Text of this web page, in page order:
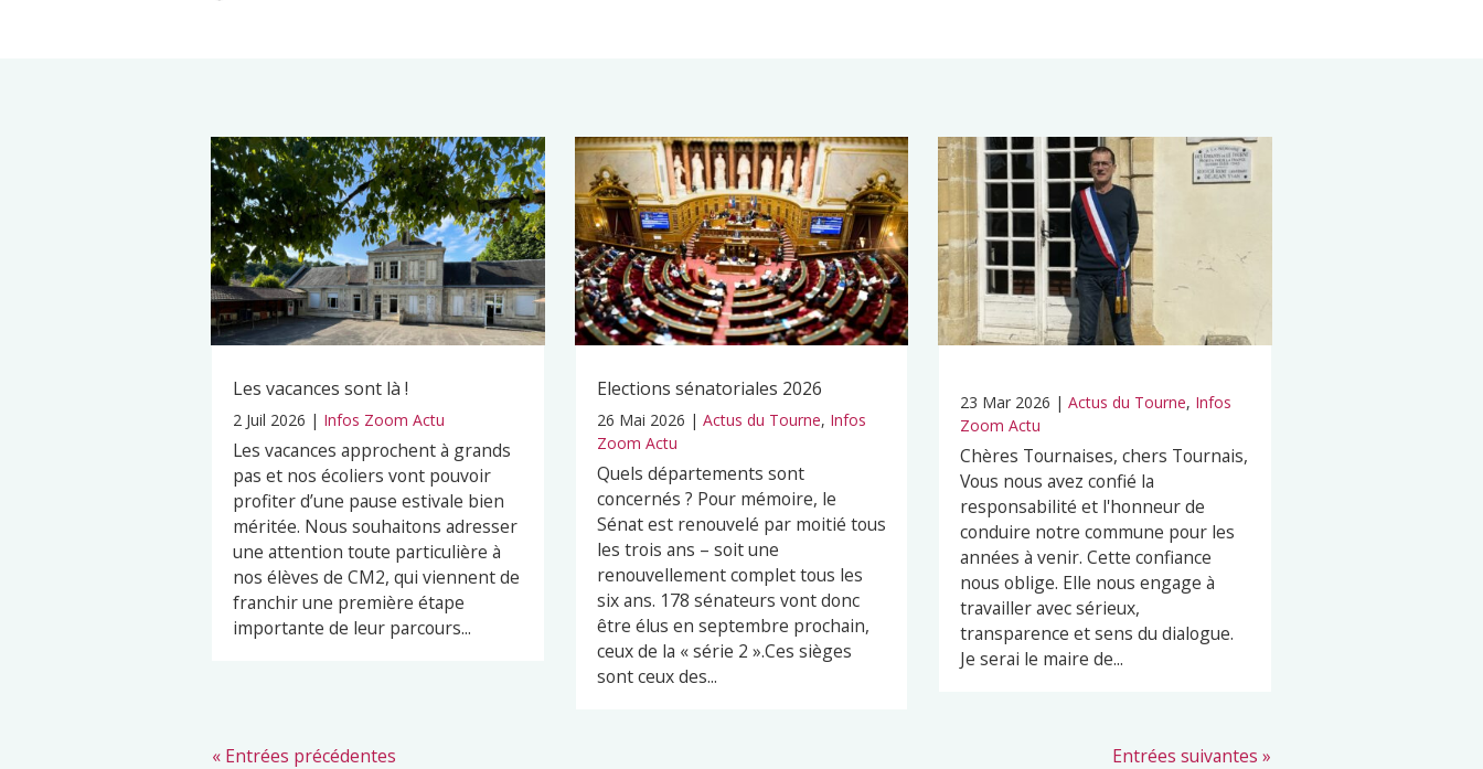
Les vacances sont là !
2 Juil 2026 | Infos Zoom Actu
Les vacances approchent à grands
pas et nos écoliers vont pouvoir
profiter d’une pause estivale bien
méritée. Nous souhaitons adresser
une attention toute particulière à
nos élèves de CM2, qui viennent de
franchir une première étape
importante de leur parcours...
Elections sénatoriales 2026
26 Mai 2026 | Actus du Tourne, Infos
Zoom Actu
Quels départements sont
concernés ? Pour mémoire, le
Sénat est renouvelé par moitié tous
les trois ans – soit une
renouvellement complet tous les
six ans. 178 sénateurs vont donc
être élus en septembre prochain,
ceux de la « série 2 ».Ces sièges
sont ceux des...
23 Mar 2026 |Actus du Tourne, Infos
Zoom Actu
Chères Tournaises, chers Tournais,
Vous nous avez confié la
responsabilité et l'honneur de
conduire notre commune pour les
années à venir. Cette confiance
nous oblige. Elle nous engage à
travailler avec sérieux,
transparence et sens du dialogue.
Je serai le maire de...
« Entrées précédentes Entrées suivantes »